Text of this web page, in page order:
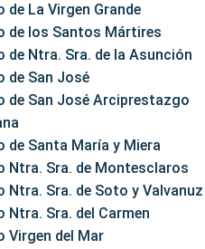
La Virgen Grande
de los Santos Mártires
Ntra. Sra. de la Asunción
de San José
de San José Arciprestazgo
Santa María y Miera
Ntra. Sra. de Montesclaros
Sra. de Soto y Valvanuz
Sra. del Carmen
Virgen del Mar